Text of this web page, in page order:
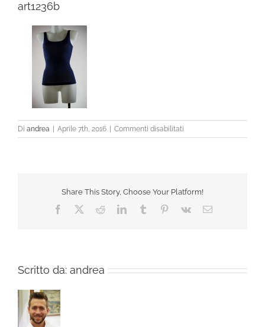
art1236b
Di andrea Aprile 7th, 2016 Commenti disabilitati
art1236b
Share This Story, Choose Your Platform!
Facebook RedditLinkedInTumblr Pinterest
Vk Email
Scritto da: andrea